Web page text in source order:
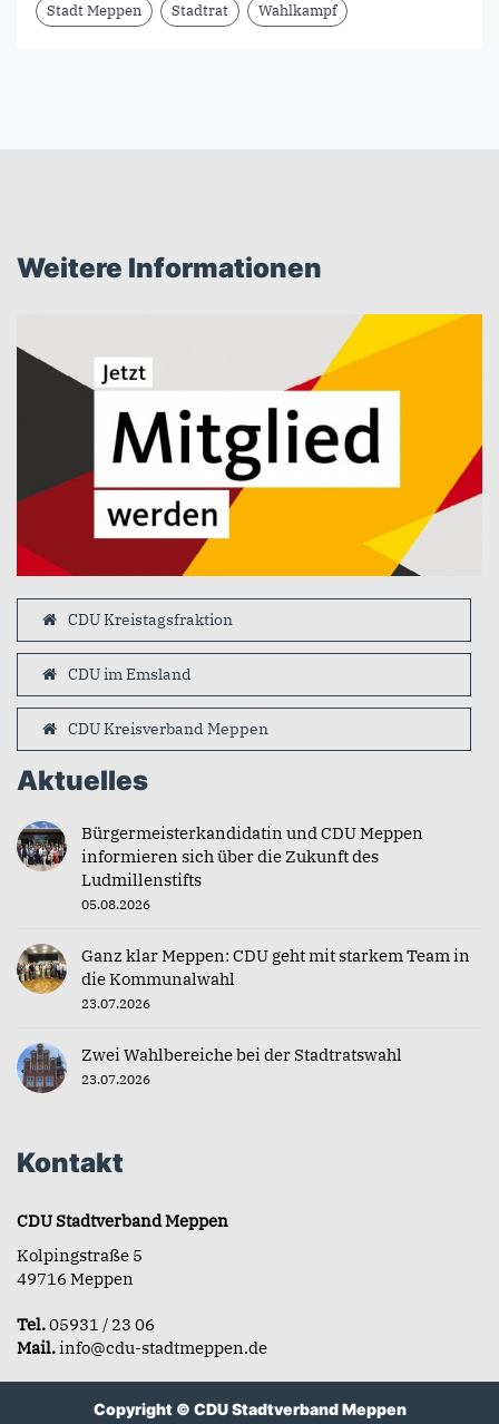
Stadt Meppen Stadtrat Wahlkampf
Weitere Informationen
CDU Kreistagsfraktion
CDU im Emsland
CDU Kreisverband Meppen
Aktuelles
Bürgermeisterkandidatin und CDU Meppen
informieren sich über die Zukunft des
Ludmillenstifts
05.08.2026
Ganz klar Meppen: CDU geht mit starkem Team in
die Kommunalwahl
23.07.2026
Zwei Wahlbereiche bei der Stadtratswahl
23.07.2026
Kontakt
CDU Stadtverband Meppen
Kolpingstraße 5
49716 Meppen
Tel.05931 / 23 06
Mail.info@cdu-stadtmeppen.de
Copyright © CDU Stadtverband Meppen